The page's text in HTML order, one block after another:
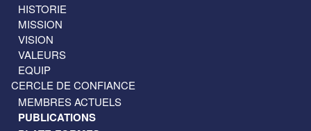
HISTORIE
MISSION
VISION
VALEURS
EQUIP
CERCLE DE CONFIANCE
MEMBRES ACTUELS
PUBLICATIONS